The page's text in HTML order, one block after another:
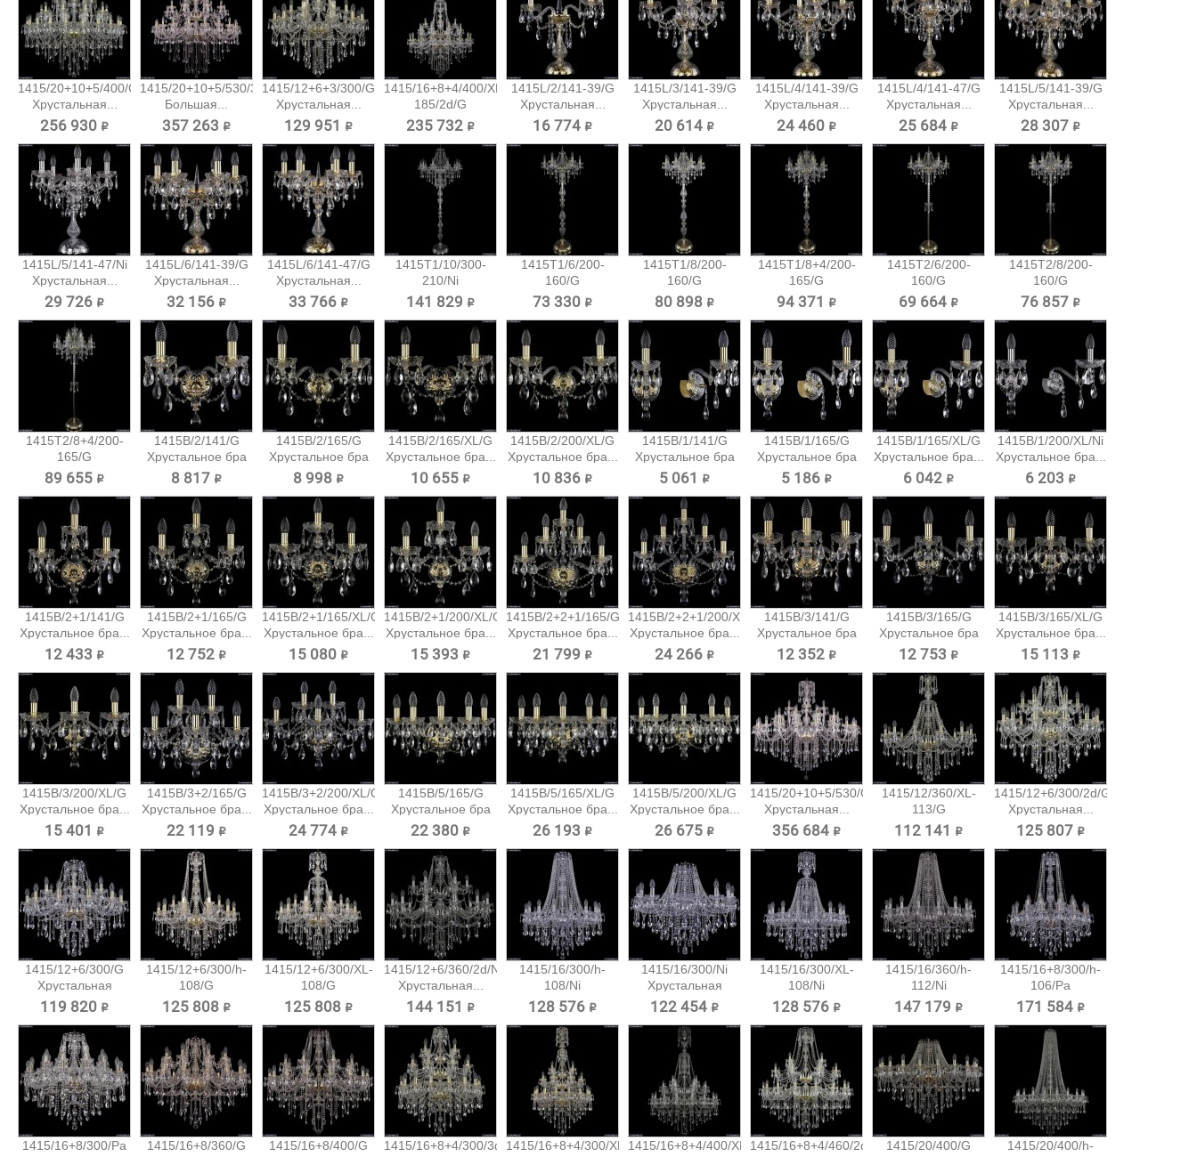
1415/20+10+5/400/G
Хрустальная...
256 930 ₽
1415/20+10+5/530/3d/G
Большая...
357 263 ₽
1415/12+6+3/300/G
Хрустальная...
129 951 ₽
1415/16+8+4/400/XL-
185/2d/G
Большая...
235 732 ₽
1415L/2/141-39/G
Хрустальная...
16 774 ₽
1415L/3/141-39/G
Хрустальная...
20 614 ₽
1415L/4/141-39/G
Хрустальная...
24 460 ₽
1415L/4/141-47/G
Хрустальная...
25 684 ₽
1415L/5/141-39/G
Хрустальная...
28 307 ₽
1415L/5/141-47/Ni
Хрустальная...
29 726 ₽
1415L/6/141-39/G
Хрустальная...
32 156 ₽
1415L/6/141-47/G
Хрустальная...
33 766 ₽
1415T1/10/300-
210/Ni
Хрустальный...
141 829 ₽
1415T1/6/200-
160/G
Хрустальный
73 330 ₽
1415T1/8/200-
160/G
Хрустальный
80 898 ₽
1415T1/8+4/200-
165/G
Хрустальный...
94 371 ₽
1415T2/6/200-
160/G
Хрустальный
69 664 ₽
1415T2/8/200-
160/G
Хрустальный
76 857 ₽
1415T2/8+4/200-
165/G
Хрустальный...
89 655 ₽
1415B/2/141/G
Хрустальное бра
Bohemia...
8 817 ₽
1415B/2/165/G
Хрустальное бра
Bohemia...
8 998 ₽
1415B/2/165/XL/G
Хрустальное бра...
10 655 ₽
1415B/2/200/XL/G
Хрустальное бра...
10 836 ₽
1415B/1/141/G
Хрустальное бра
Bohemia...
5 061 ₽
1415B/1/165/G
Хрустальное бра
Bohemia...
5 186 ₽
1415B/1/165/XL/G
Хрустальное бра...
6 042 ₽
1415B/1/200/XL/Ni
Хрустальное бра...
6 203 ₽
1415B/2+1/141/G
Хрустальное бра...
12 433 ₽
1415B/2+1/165/G
Хрустальное бра...
12 752 ₽
1415B/2+1/165/XL/G
Хрустальное бра...
15 080 ₽
1415B/2+1/200/XL/G
Хрустальное бра...
15 393 ₽
1415B/2+2+1/165/G
Хрустальное бра...
21 799 ₽
1415B/2+2+1/200/XL/G
Хрустальное бра...
24 266 ₽
1415B/3/141/G
Хрустальное бра
Bohemia...
12 352 ₽
1415B/3/165/G
Хрустальное бра
Bohemia...
12 753 ₽
1415B/3/165/XL/G
Хрустальное бра...
15 113 ₽
1415B/3/200/XL/G
Хрустальное бра...
15 401 ₽
1415B/3+2/165/G
Хрустальное бра...
22 119 ₽
1415B/3+2/200/XL/G
Хрустальное бра...
24 774 ₽
1415B/5/165/G
Хрустальное бра
Bohemia...
22 380 ₽
1415B/5/165/XL/G
Хрустальное бра...
26 193 ₽
1415B/5/200/XL/G
Хрустальное бра...
26 675 ₽
1415/20+10+5/530/G
Хрустальная...
356 684 ₽
1415/12/360/XL-
113/G
Хрустальная...
112 141 ₽
1415/12+6/300/2d/G
Хрустальная...
125 807 ₽
1415/12+6/300/G
Хрустальная
подвесная...
119 820 ₽
1415/12+6/300/h-
108/G
Хрустальная...
125 808 ₽
1415/12+6/300/XL-
108/G
Хрустальная...
125 808 ₽
1415/12+6/360/2d/Ni
Хрустальная...
144 151 ₽
1415/16/300/h-
108/Ni
Хрустальная...
128 576 ₽
1415/16/300/Ni
Хрустальная
подвесная...
122 454 ₽
1415/16/300/XL-
108/Ni
Хрустальная...
128 576 ₽
1415/16/360/h-
112/Ni
Хрустальная...
147 179 ₽
1415/16+8/300/h-
106/Pa
Хрустальная...
171 584 ₽
1415/16+8/300/Pa
1415/16+8/360/G
1415/16+8/400/G
1415/16+8+4/300/3d/G1415/16+8+4/300/XL- 1415/16+8+4/400/XL- 1415/16+8+4/460/2d/G
1415/20/400/G
1415/20/400/h-